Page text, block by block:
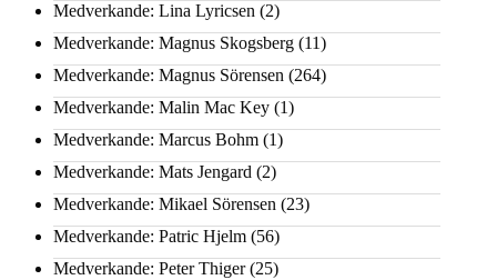
Medverkande: Lina Lyricsen (2)
Medverkande: Magnus Skogsberg (11)
Medverkande: Magnus Sörensen (264)
Medverkande: Malin Mac Key (1)
Medverkande: Marcus Bohm (1)
Medverkande: Mats Jengard (2)
Medverkande: Mikael Sörensen (23)
Medverkande: Patric Hjelm (56)
Medverkande: Peter Thiger(25)